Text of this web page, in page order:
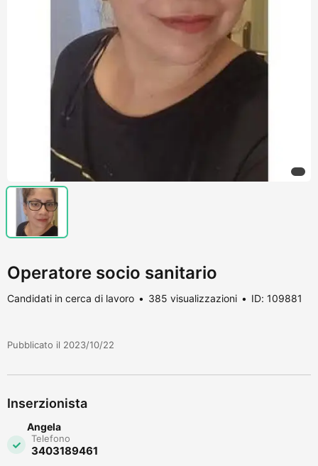
Operatore socio sanitario
Candidati in cerca di lavoro 385 visualizzazioni ID: 109881
Pubblicato il 2023/10/22
Inserzionista
Angela
Telefono
3403189461